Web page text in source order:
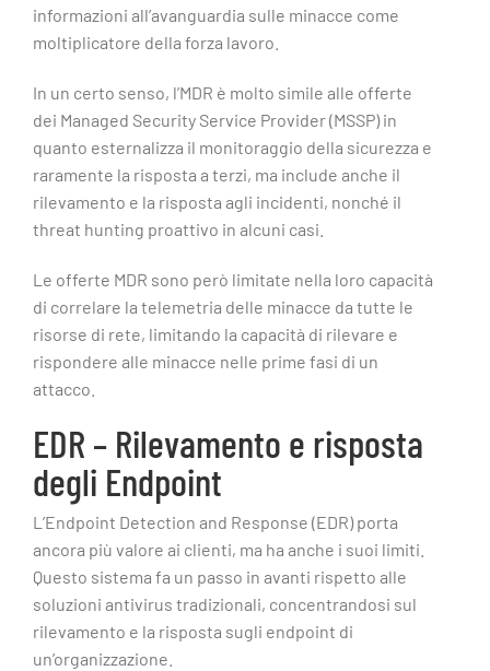
informazioni all’avanguardia sulle minacce come
moltiplicatore della forza lavoro.
In un certo senso, l’MDR è molto simile alle offerte
dei Managed Security Service Provider (MSSP) in
quanto esternalizza il monitoraggio della sicurezza e
raramente la risposta a terzi, ma include anche il
rilevamento e la risposta agli incidenti, nonché il
threat hunting proattivo in alcuni casi.
Le offerte MDR sono però limitate nella loro capacità
di correlare la telemetria delle minacce da tutte le
risorse di rete, limitando la capacità di rilevare e
rispondere alle minacce nelle prime fasi di un
attacco.
EDR – Rilevamento e risposta
degli Endpoint
L’Endpoint Detection and Response (EDR) porta
ancora più valore ai clienti, ma ha anche i suoi limiti.
Questo sistema fa un passo in avanti rispetto alle
soluzioni antivirus tradizionali, concentrandosi sul
rilevamento e la risposta sugli endpoint di
un’organizzazione.